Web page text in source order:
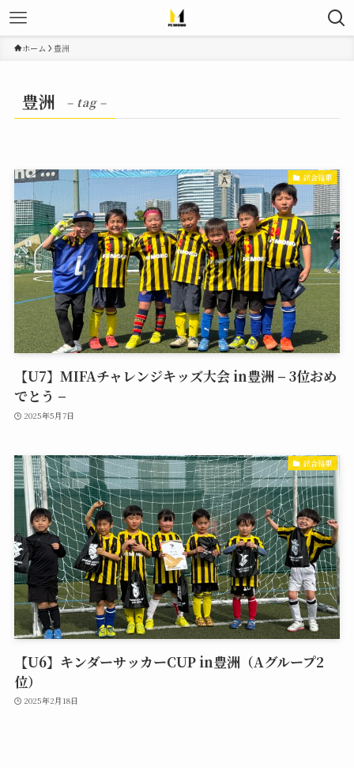
ホーム 豊洲
豊洲 – tag –
試合結果
【U7】MIFAチャレンジキッズ大会 in豊洲 – 3位おめ
でとう –
2025年5月7日
試合結果
【U6】キンダーサッカーCUP in豊洲（Aグループ2
位）
2025年2月18日